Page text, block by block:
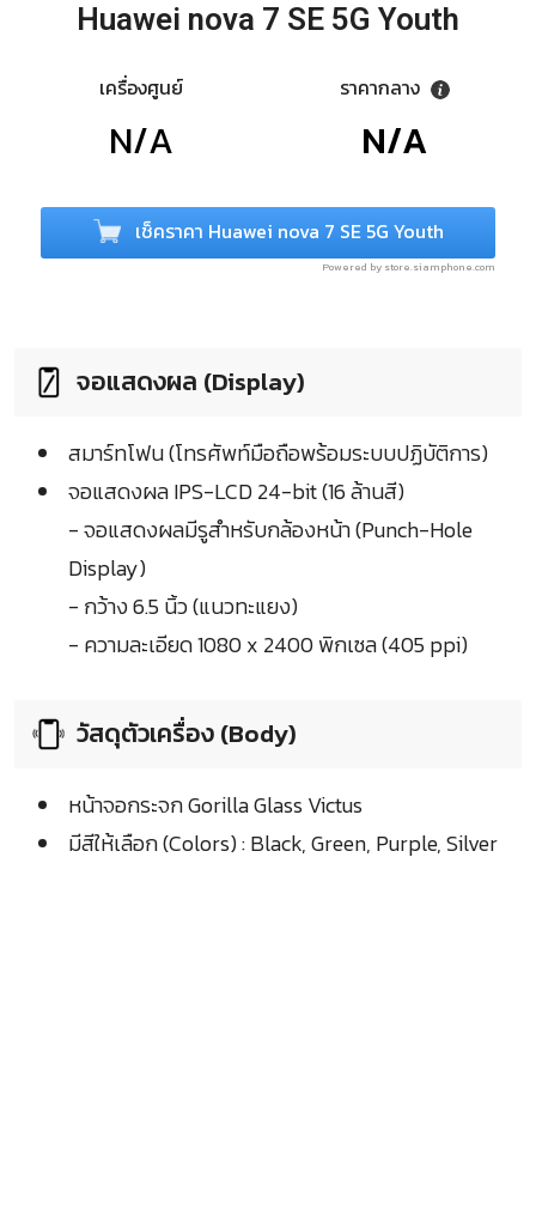
Huawei nova 7 SE 5G Youth
เครื่องศูนย์
N/A
ราคากลาง
N/A
เช็คราคา Huawei nova 7 SE 5G Youth
Powered by store.siamphone.com
จอแสดงผล (Display)
สมาร์ทโฟน (โทรศัพท์มือถือพร้อมระบบปฏิบัติการ)
จอแสดงผล IPS-LCD 24-bit (16 ล้านสี)
- จอแสดงผลมีรูสำหรับกล้องหน้า (Punch-Hole
Display)
- กว้าง 6.5 นิ้ว (แนวทะแยง)
- ความละเอียด 1080 x 2400 พิกเซล (405 ppi)
วัสดุตัวเครื่อง (Body)
หน้าจอกระจก Gorilla Glass Victus
มีสีให้เลือก (Colors) : Black, Green, Purple, Silver